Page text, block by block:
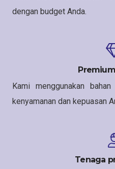
dengan budget Anda.
Kami menggunakan
kenyamanan dan kepuasan
Tenaga